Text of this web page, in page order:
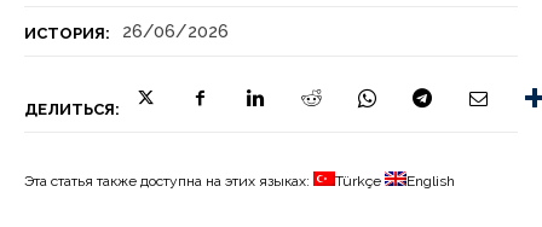
ИСТОРИЯ: 26/06/2026
ДЕЛИТЬСЯ:
Эта статья также доступна на этих языках: Türkçe English